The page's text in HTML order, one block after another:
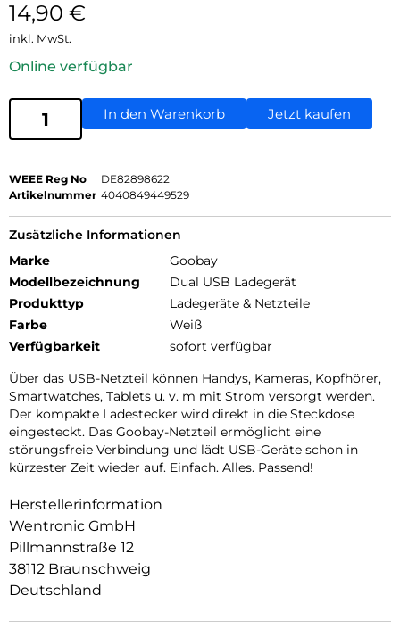
14,90 €
inkl. MwSt.
Online verfügbar
In den Warenkorb Jetzt kaufen
WEEE Reg No
DE82898622
Artikelnummer 4040849449529
Zusätzliche Informationen
Marke
Goobay
Modellbezeichnung
Dual USB Ladegerät
Produkttyp
Ladegeräte & Netzteile
Farbe
Weiß
Verfügbarkeit
sofort verfügbar
Über das USB-Netzteil können Handys, Kameras, Kopfhörer,
Smartwatches, Tablets u. v. m mit Strom versorgt werden.
Der kompakte Ladestecker wird direkt in die Steckdose
eingesteckt. Das Goobay-Netzteil ermöglicht eine
störungsfreie Verbindung und lädt USB-Geräte schon in
kürzester Zeit wieder auf. Einfach. Alles. Passend!
Herstellerinformation
Wentronic GmbH
Pillmannstraße 12
38112 Braunschweig
Deutschland